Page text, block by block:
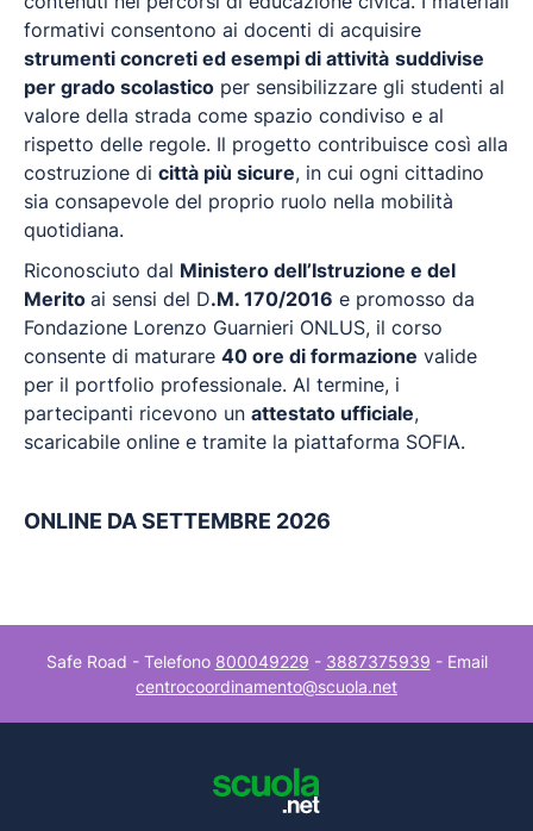
formativi consentono ai docenti di acquisire
strumenti concreti ed esempi di attività suddivise
per grado scolastico per sensibilizzare gli studenti al
valore della strada come spazio condiviso e al
rispetto delle regole. Il progetto contribuisce così alla
costruzione di città più sicure, in cui ogni cittadino
sia consapevole del proprio ruolo nella mobilità
quotidiana.
Riconosciuto dal Ministero dell’Istruzione e del
Merito ai sensi del D.M. 170/2016 e promosso da
Fondazione Lorenzo Guarnieri ONLUS, il corso
consente di maturare 40 ore di formazione valide
per il portfolio professionale. Al termine, i
partecipanti ricevono un attestato ufficiale,
scaricabile online e tramite la piattaforma SOFIA.
ONLINE DA SETTEMBRE 2026
Safe Road - Telefono 800049229 - 3887375939 - Email
centrocoordinamento@scuola.net